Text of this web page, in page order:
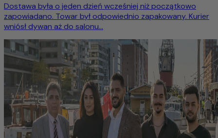
Dostawa była o jeden dzień wcześniej niż początkowo
zapowiadano. Towar był odpowiednio zapakowany. Kurier
wniósł dywan aż do salonu...